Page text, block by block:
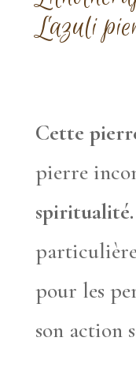
Lazuli
Cette
pierre
pour les
son action